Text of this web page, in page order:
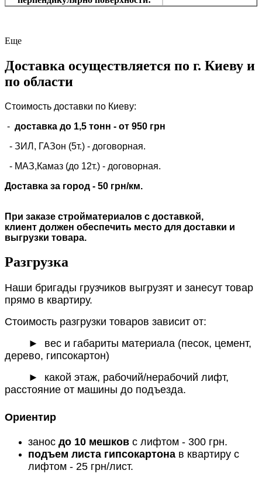
Еще
Доставка осуществляется по г. Киеву и
по области
Стоимость доставки по Киеву:
- доставка до 1,5 тонн - от 950 грн
- ЗИЛ, ГАЗон (5т.) - договорная.
- МАЗ,Камаз (до 12т.) - договорная.
Доставка за город - 50 грн/км.
При заказе стройматериалов с доставкой,
клиент должен обеспечить место для доставки и
выгрузки товара.
Разгрузка
Наши бригады грузчиков выгрузят и занесут товар
прямо в квартиру.
Стоимость разгрузки товаров зависит от:
►
вес и габариты материала (песок, цемент,
дерево, гипсокартон)
► какой этаж, рабочий/нерабочий лифт,
расстояние от машины до подъезда.
Ориентир
занос до 10 мешков с лифтом - 300 грн.
подъем листа гипсокартона в квартиру с
лифтом - 25 грн/лист.